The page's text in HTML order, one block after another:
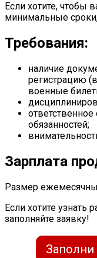
Если хотите, чтобы
минимальные
Требования:
наличие
регистрацию
военные
обязанностей;
Зарплата
Размер
Если хотите узнать
заполняйте заявку!
Заполни